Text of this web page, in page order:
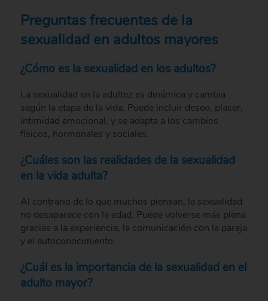
Preguntas frecuentes de la
sexualidad en adultos mayores
¿Cómo es la sexualidad en los adultos?
La sexualidad en la adultez es dinámica y cambia
según la etapa de la vida. Puede incluir deseo, placer,
intimidad emocional, y se adapta a los cambios
físicos, hormonales y sociales.
¿Cuáles son las realidades de la sexualidad
en la vida adulta?
Al contrario de lo que muchos piensan, la sexualidad
no desaparece con la edad. Puede volverse más plena
gracias a la experiencia, la comunicación con la pareja
y el autoconocimiento.
¿Cuál es la importancia de la sexualidad en el
adulto mayor?